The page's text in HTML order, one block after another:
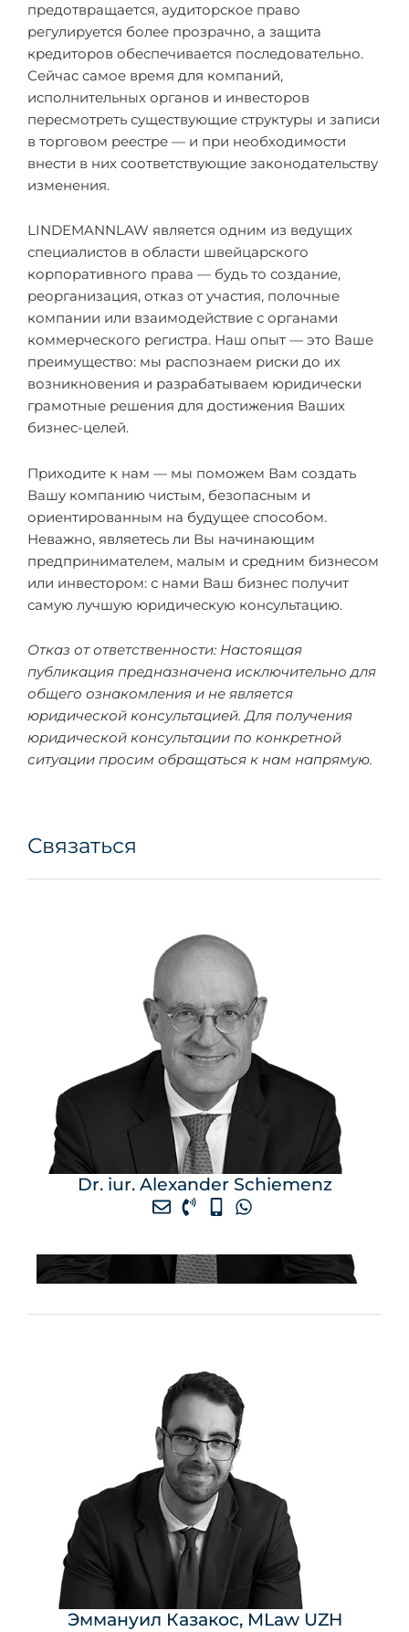
предотвращается, аудиторское право
регулируется более прозрачно, а защита
кредиторов обеспечивается последовательно.
Сейчас самое время для компаний,
исполнительных органов и инвесторов
пересмотреть существующие структуры и записи
в торговом реестре — и при необходимости
внести в них соответствующие законодательству
изменения.
LINDEMANNLAW является одним из ведущих
специалистов в области швейцарского
корпоративного права — будь то создание,
реорганизация, отказ от участия, полочные
компании или взаимодействие с органами
коммерческого регистра. Наш опыт — это Ваше
преимущество: мы распознаем риски до их
возникновения и разрабатываем юридически
грамотные решения для достижения Ваших
бизнес-целей.
Приходите к нам — мы поможем Вам создать
Вашу компанию чистым, безопасным и
ориентированным на будущее способом.
Неважно, являетесь ли Вы начинающим
предпринимателем, малым и средним бизнесом
или инвестором: с нами Ваш бизнес получит
самую лучшую юридическую консультацию.
Отказ от ответственности: Настоящая
публикация предназначена исключительно для
общего ознакомления и не является
юридической консультацией. Для получения
юридической консультации по конкретной
ситуации просим обращаться к нам напрямую.
Связаться
Dr. iur. Alexander Schiemenz
Эммануил Казакос, MLaw UZH